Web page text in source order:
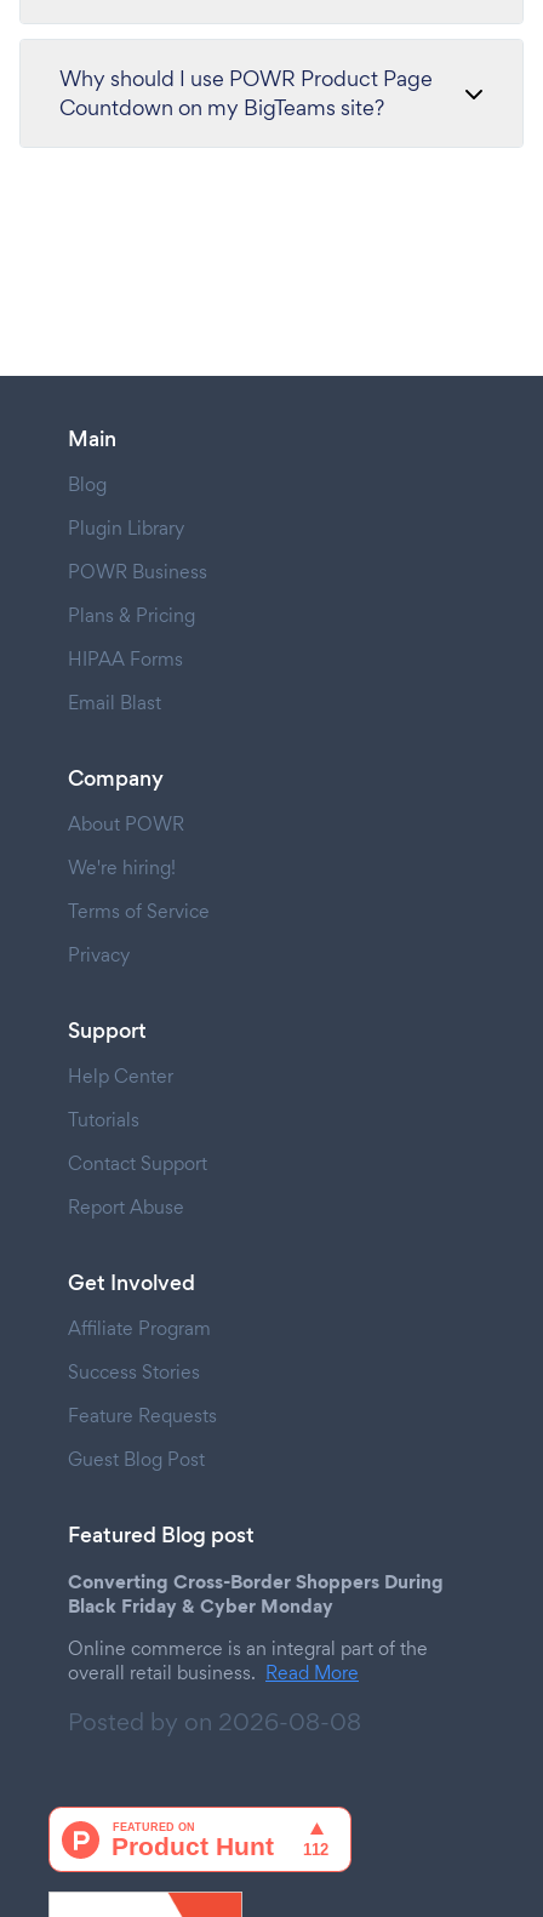
Why should I use POWR Product Page
Countdown on my BigTeams site?
Main
Blog
Plugin Library
POWR Business
Plans & Pricing
HIPAA Forms
Email Blast
Company
About POWR
We're hiring!
Terms of Service
Privacy
Support
Help Center
Tutorials
Contact Support
Report Abuse
Get Involved
Affiliate Program
Success Stories
Feature Requests
Guest Blog Post
Featured Blog post
Converting Cross-Border Shoppers During
Black Friday & Cyber Monday
Online commerce is an integral part of the
overall retail business. Read More
Posted by on 2026-08-08